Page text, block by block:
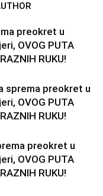
preokret u
OVOG PUTA
RUKU!
sprema preokret u
OVOG PUTA
RUKU!
preokret u
OVOG PUTA
RUKU!